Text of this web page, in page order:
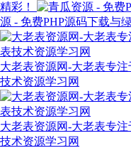
精彩！
源 - 免费PHP源码下载与
大老表资源网-大老表专
技术资源学习网
大老表资源网-大老表专
技术资源学习网